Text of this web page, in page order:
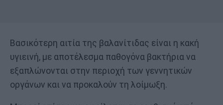
Βασικότερη αιτία της βαλανίτιδας είναι η κακή
υγιεινή, με αποτέλεσμα παθογόνα βακτήρια να
εξαπλώνονται στην περιοχή των γεννητικών
οργάνων και να προκαλούν τη λοίμωξη.